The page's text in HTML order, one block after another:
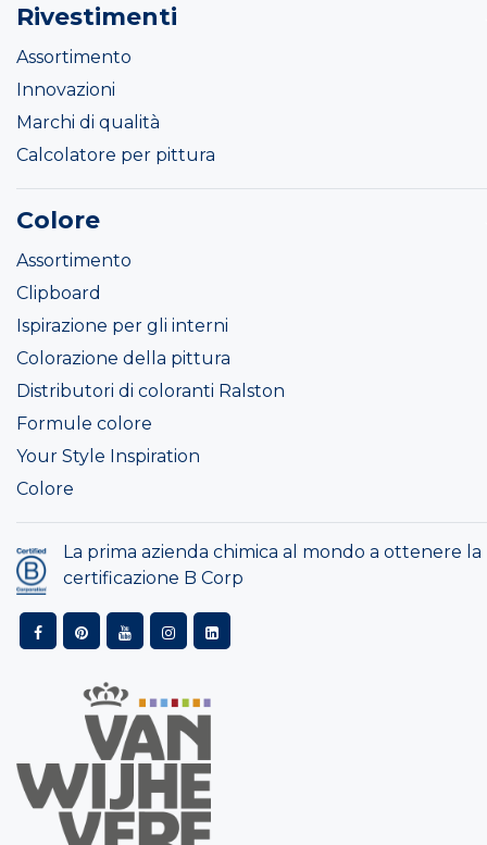
Rivestimenti
Assortimento
Innovazioni
Marchi di qualità
Calcolatore per pittura
Colore
Assortimento
Clipboard
Ispirazione per gli interni
Colorazione della pittura
Distributori di coloranti Ralston
Formule colore
Your Style Inspiration
Colore
La prima azienda chimica al mondo a ottenere la
certificazione B Corp